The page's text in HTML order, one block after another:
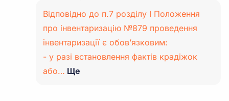
Відповідно до п.7 розділу І Положення
про інвентаризацію №879 проведення
інвентаризації є обов’язковим:
- у разі встановлення фактів крадіжок
або… Ще